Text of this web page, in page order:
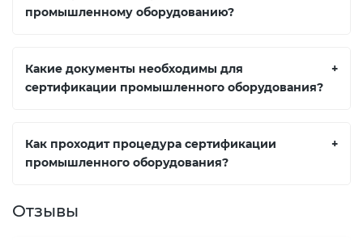
промышленному оборудованию?
Какие документы необходимы для
сертификации промышленного оборудования?
+
Как проходит процедура сертификации
промышленного оборудования?
+
Отзывы